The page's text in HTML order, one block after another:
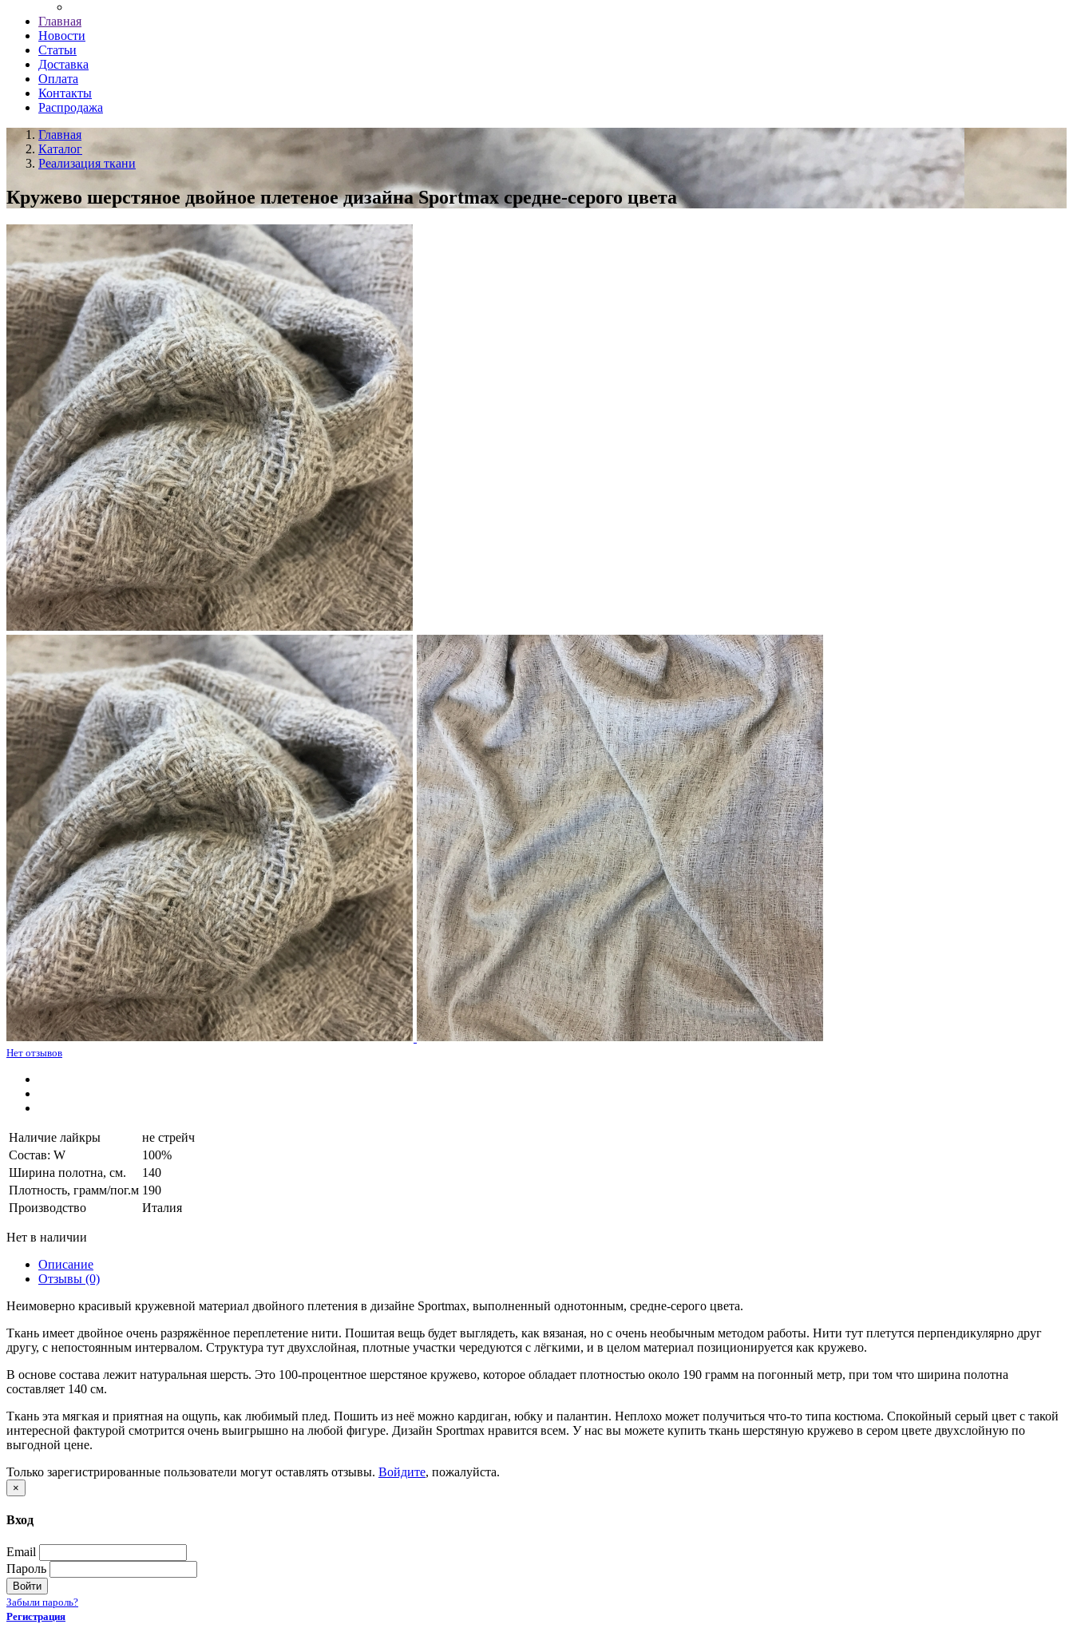
Главная
Новости
Статьи
Доставка
Оплата
Контакты
Распродажа
Главная
Каталог
Реализация ткани
Кружево шерстяное двойное плетеное дизайна Sportmax средне-серого цвета
Нет отзывов
Наличие лайкры
не стрейч
Состав: W
100%
Ширина полотна, см.
140
Плотность, грамм/пог.м 190
Производство
Италия
Нет в наличии
Описание
Отзывы (0)
Неимоверно красивый кружевной материал двойного плетения в дизайне Sportmax, выполненный однотонным, средне-серого цвета.
Ткань имеет двойное очень разряжённое переплетение нити. Пошитая вещь будет выглядеть, как вязаная, но с очень необычным методом работы. Нити тут плетутся перпендикулярно друг
другу, с непостоянным интервалом. Структура тут двухслойная, плотные участки чередуются с лёгкими, и в целом материал позиционируется как кружево.
В основе состава лежит натуральная шерсть. Это 100-процентное шерстяное кружево, которое обладает плотностью около 190 грамм на погонный метр, при том что ширина полотна
составляет 140 см.
Ткань эта мягкая и приятная на ощупь, как любимый плед. Пошить из неё можно кардиган, юбку и палантин. Неплохо может получиться что-то типа костюма. Спокойный серый цвет с такой
интересной фактурой смотрится очень выигрышно на любой фигуре. Дизайн Sportmax нравится всем. У нас вы можете купить ткань шерстяную кружево в сером цвете двухслойную по
выгодной цене.
Только зарегистрированные пользователи могут оставлять отзывы. Войдите, пожалуйста.
×
Вход
Email
Пароль
Войти
Забыли пароль?
Регистрация